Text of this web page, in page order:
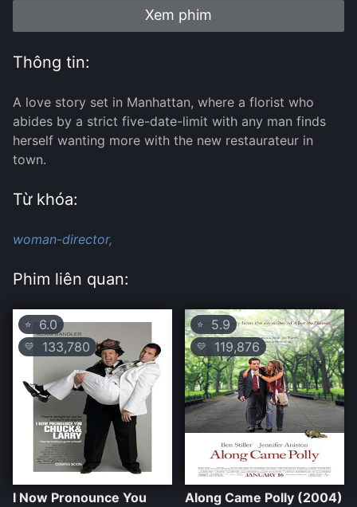
Xem phim
Thông tin:
A love story set in Manhattan, where a florist who
abides by a strict five-date-limit with any man finds
herself wanting more with the new restaurateur in
town.
Từ khóa:
woman-director,
Phim liên quan:
⭐ 6.0
💛 133,780
I Now Pronounce You
⭐ 5.9
💛 119,876
Along Came Polly (2004)